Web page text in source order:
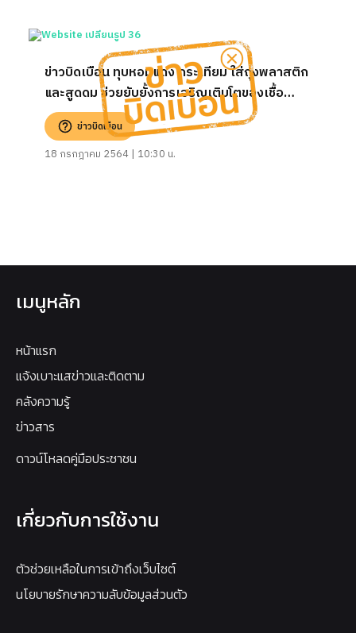
ข่าวบิดเบือน ทุบหอมแดง กระเทียม ใส่ถุงพลาสติก
และสูดดม ช่วยยับยั้งการเจริญเติบโตของเชื้อ
ไวรัส
ข่าวบิดเบือน
18 กรกฎาคม 2564 | 10:30 น.
เมนูหลัก
หน้าแรก
แจ้งเบาะแสข่าวและติดตาม
คลังความรู้
ข่าวสาร
ดาวน์โหลดคู่มือประชาชน
เกี่ยวกับการใช้งาน
ตัวช่วยเหลือในการเข้าถึงเว็บไซต์
นโยบายรักษาความลับข้อมูลส่วนตัว